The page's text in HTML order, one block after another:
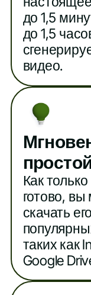
до 1,5
до 1,5
видео.
Как
готово,
скачать
таких как
Google